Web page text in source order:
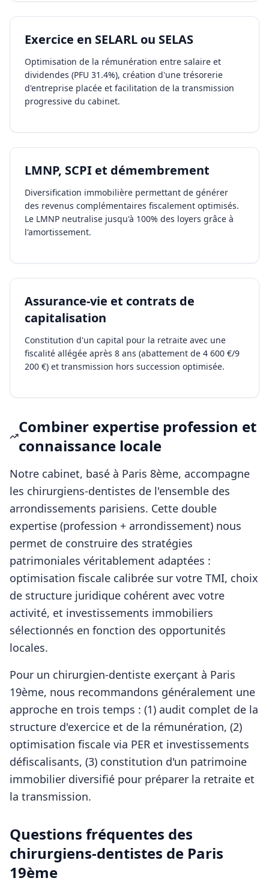
Exercice en SELARL ou SELAS
Optimisation de la rémunération entre salaire et
dividendes (PFU 31.4%), création d'une trésorerie
d'entreprise placée et facilitation de la transmission
progressive du cabinet.
LMNP, SCPI et démembrement
Diversification immobilière permettant de générer
des revenus complémentaires fiscalement optimisés.
Le LMNP neutralise jusqu'à 100% des loyers grâce à
l'amortissement.
Assurance-vie et contrats de
capitalisation
Constitution d'un capital pour la retraite avec une
fiscalité allégée après 8 ans (abattement de 4 600 €/9
200 €) et transmission hors succession optimisée.
Combiner expertise profession et
connaissance locale
Notre cabinet, basé à Paris 8ème, accompagne
les chirurgiens-dentistes de l'ensemble des
arrondissements parisiens. Cette double
expertise (profession + arrondissement) nous
permet de construire des stratégies
patrimoniales véritablement adaptées :
optimisation fiscale calibrée sur votre TMI, choix
de structure juridique cohérent avec votre
activité, et investissements immobiliers
sélectionnés en fonction des opportunités
locales.
Pour un chirurgien-dentiste exerçant à Paris
19ème, nous recommandons généralement une
approche en trois temps : (1) audit complet de la
structure d'exercice et de la rémunération, (2)
optimisation fiscale via PER et investissements
défiscalisants, (3) constitution d'un patrimoine
immobilier diversifié pour préparer la retraite et
la transmission.
Questions fréquentes des
chirurgiens-dentistes de Paris
19ème